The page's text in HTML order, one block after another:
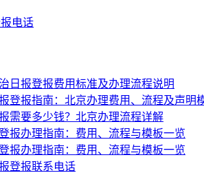
电话
日报登报费用标准及办理流程说明
登报指南：北京办理费用、流程及声明
需要多少钱？北京办理流程详解
报办理指南：费用、流程与模板一览
报办理指南：费用、流程与模板一览
登报联系电话